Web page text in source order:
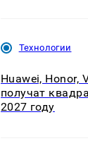
Технологии
Huawei, Honor,
получат
2027 году